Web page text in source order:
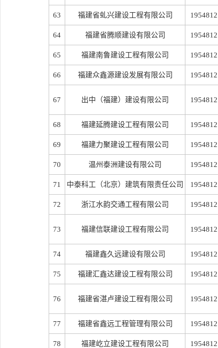
63 福建省虬兴建设工程有限公司 1954812
64 福建省腾顺建设有限公司 1954812
65 福建南鲁建设工程有限公司 1954812
66 福建众鑫源建设发展有限公司 1954812
67 出中（福建）建设有限公司 1954812
68 福建延腾建设工程有限公司 1954812
69 福建力聚建设工程有限公司 1954812
70 温州泰洲建设有限公司 1954812
71 中泰科工（北京）建筑有限责任公司 1954812
72 浙江水韵交通工程有限公司 1954812
73 福建信联建设工程有限公司 1954812
74 福建鑫久远建设有限公司 1954812
75 福建汇鑫达建设工程有限公司 1954812
76 福建省湛卢建设工程有限公司 1954812
77 福建省鑫远工程管理有限公司 1954812
78 福建屹立建设工程有限公司 1954812